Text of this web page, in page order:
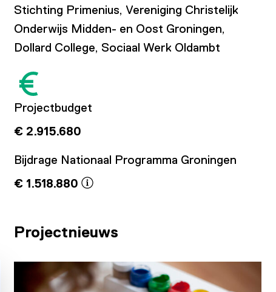
Stichting Primenius, Vereniging Christelijk
Onderwijs Midden- en Oost Groningen,
Dollard College, Sociaal Werk Oldambt
Projectbudget
€ 2.915.680
Bijdrage Nationaal Programma Groningen
€ 1.518.880
Projectnieuws